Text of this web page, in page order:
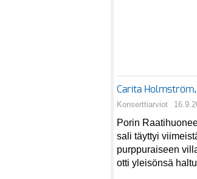
Carita
Konserttiarviot
Porin
sali täyttyi
purppuraiseen
otti yleisönsä